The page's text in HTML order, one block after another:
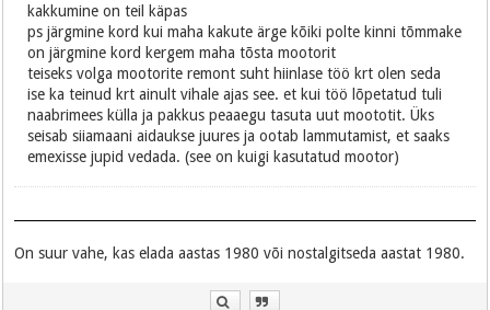
kakkumine on teil käpas
ps järgmine kord kui maha kakute ärge kõiki polte kinni tõmmake
on järgmine kord kergem maha tõsta mootorit
teiseks volga mootorite remont suht hiinlase töö krt olen seda
ise ka teinud krt ainult vihale ajas see. et kui töö lõpetatud tuli
naabrimees külla ja pakkus peaaegu tasuta uut moototit. Üks
seisab siiamaani aidaukse juures ja ootab lammutamist, et saaks
emexisse jupid vedada. (see on kuigi kasutatud mootor)
On suur vahe, kas elada aastas 1980 või nostalgitseda aastat 1980.